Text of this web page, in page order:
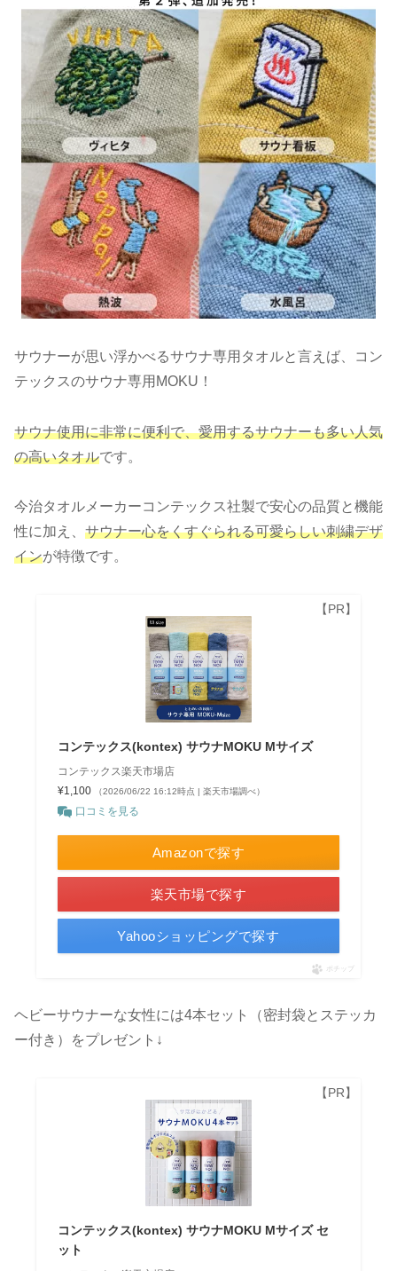
サウナーが思い浮かべるサウナ専用タオルと言えば、コン
テックスのサウナ専用MOKU！
サウナ使用に非常に便利で、愛用するサウナーも多い人気
の高いタオルです。
今治タオルメーカーコンテックス社製で安心の品質と機能
性に加え、 サウナー心をくすぐられる可愛らしい刺繍デザ
インが特徴です。
コンテックス(kontex) サウナMOKU Mサイズ
コンテックス楽天市場店
¥1,100
（2026/06/22 16:12時点 | 楽天市場調べ）
口コミを見る
Amazonで探す
楽天市場で探す
Yahooショッピングで探す
ポチップ
ヘビーサウナーな女性には4本セット（密封袋とステッカ
ー付き）をプレゼント↓
コンテックス(kontex) サウナMOKU Mサイズ セ
ット